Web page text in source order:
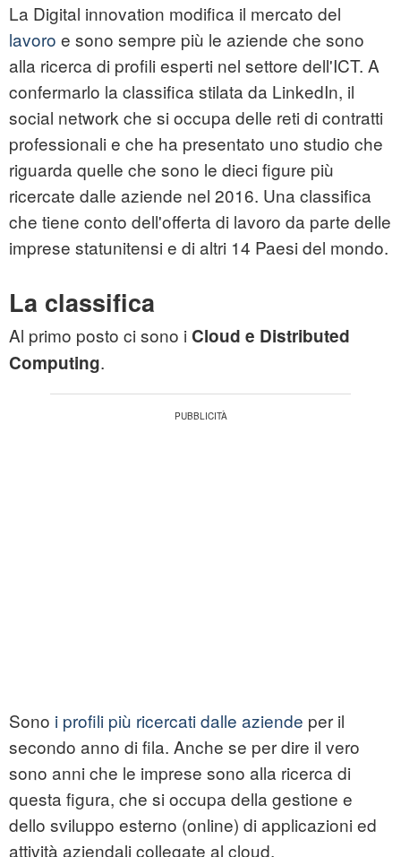
La Digital innovation modifica il mercato del
lavoro e sono sempre più le aziende che sono
alla ricerca di profili esperti nel settore dell'ICT. A
confermarlo la classifica stilata da LinkedIn, il
social network che si occupa delle reti di contratti
professionali e che ha presentato uno studio che
riguarda quelle che sono le dieci figure più
ricercate dalle aziende nel 2016. Una classifica
che tiene conto dell'offerta di lavoro da parte delle
imprese statunitensi e di altri 14 Paesi del mondo.
La classifica
Al primo posto ci sono i Cloud e Distributed
Computing.
Sono i profili più ricercati dalle aziende per il
secondo anno di fila. Anche se per dire il vero
sono anni che le imprese sono alla ricerca di
questa figura, che si occupa della gestione e
dello sviluppo esterno (online) di applicazioni ed
attività aziendali collegate al cloud.